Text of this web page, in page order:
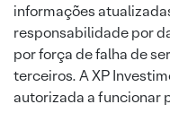
informações
responsabilidade por
por força de falha de
terceiros. A XP
autorizada a funcionar